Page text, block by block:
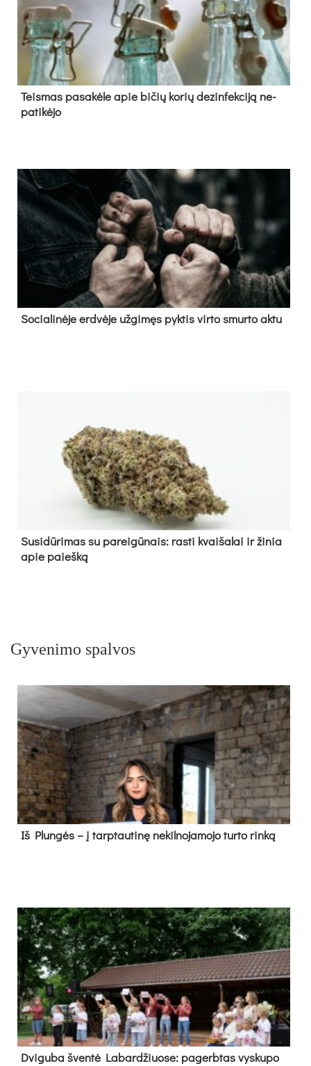
Teis­mas pa­sa­kė­le apie bi­čių ko­rių de­zin­fek­ci­ją ne­
pa­ti­kė­jo
So­cia­li­nė­je erd­vė­je už­gi­męs pyk­tis vir­to smur­to ak­tu
Su­si­dū­ri­mas su pa­rei­gū­nais: ras­ti kvai­ša­lai ir ži­nia
apie paieš­ką
Gyvenimo spalvos
Iš Plungės – į tarptautinę nekilnojamojo turto rinką
Dvi­gu­ba šven­tė La­bar­džiuo­se: pa­gerb­tas vys­ku­po